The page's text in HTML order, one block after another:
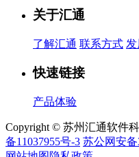
关于汇通
了解汇通 联系方式
快速链接
产品体验
Copyright © 苏州汇通软件
备11037955号-3 苏公网安备